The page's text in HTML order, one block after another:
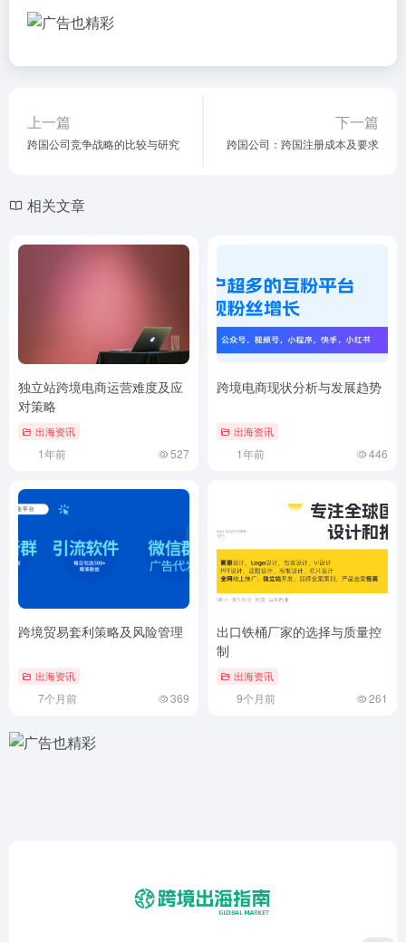
上一篇
跨国公司竞争战略的比较与研究
下一篇
跨国公司：跨国注册成本及要求
相关文章
独立站跨境电商运营难度及应
对策略
出海资讯
1年前 527
跨境电商现状分析与发展趋势
出海资讯
1年前 446
跨境贸易套利策略及风险管理
出海资讯
7个月前 369
出口铁桶厂家的选择与质量控
制
出海资讯
9个月前 261